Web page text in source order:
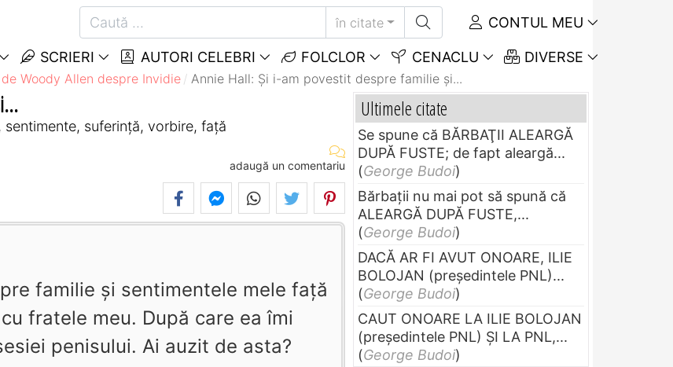
în citate CONTUL MEU
SCRIERI AUTORI CELEBRI FOLCLOR CENACLU DIVERSE
Woody Allen despre Invidie Annie Hall: Şi i-am povestit despre familie şi...
suferință, vorbire, față
adaugă un comentariu
familie şi sentimentele mele faţă
fratele meu. După care ea îmi
penisului. Ai auzit de asta?
Ultimele citate
Se spune că BĂRBAŢII ALEARGĂ
DUPĂ FUSTE; de fapt aleargă...
(George Budoi)
Bărbaţii nu mai pot să spună că
ALEARGĂ DUPĂ FUSTE,...
(George Budoi)
DACĂ AR FI AVUT ONOARE, ILIE
BOLOJAN (preşedintele PNL)...
(George Budoi)
CAUT ONOARE LA ILIE BOLOJAN
(preşedintele PNL) ŞI LA PNL,...
(George Budoi)